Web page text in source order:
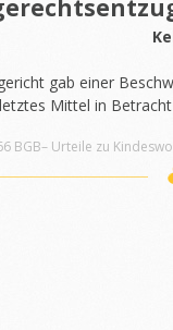
gab einer
Mittel in
BGB– Urteile zu